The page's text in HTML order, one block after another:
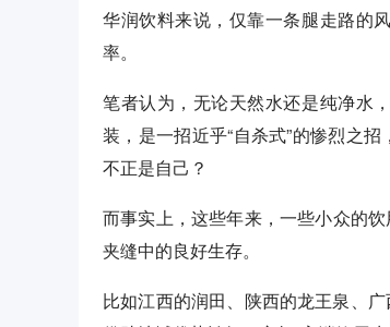
华润饮料来说，仅靠一条腿走路的
率。
笔者认为，无论天然水还是纯净水
装，是一招近乎“自杀式”的惨烈之
不正是自己？
而事实上，这些年来，一些小众的
夹缝中的良好生存。
比如江西的润田、陕西的龙王泉、